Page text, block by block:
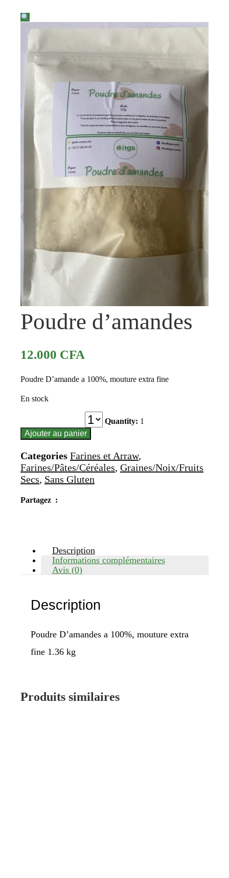
Poudre d’amandes
12.000 CFA
Poudre D’amande a 100%, mouture extra fine
En stock
Quantité
Quantity: 1
Ajouter au panier
Categories Farines et Arraw,
Farines/Pâtes/Céréales, Graines/Noix/Fruits
Secs, Sans Gluten
Partagez :
Description
Informations complémentaires
Avis (0)
Description
Poudre D’amandes a 100%, mouture extra
fine 1.36 kg
Produits similaires